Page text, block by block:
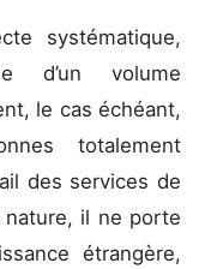
systématique,
d’un volume
le cas échéant,
totalement
des services de
nature, il ne porte
étrangère,